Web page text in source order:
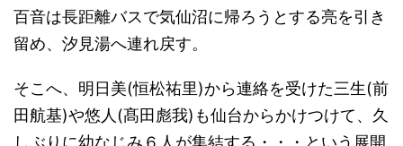
百音は長距離バスで気仙沼に帰ろうとする亮を引き
留め、汐見湯へ連れ戻す。
そこへ、明日美(恒松祐里)から連絡を受けた三生(前
田航基)や悠人(髙田彪我)も仙台からかけつけて、久